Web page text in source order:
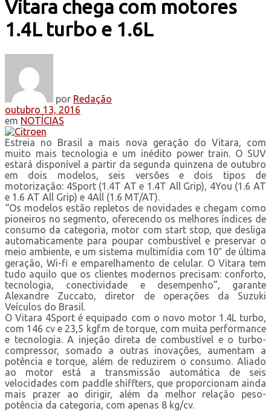
Vitara chega com motores
1.4L turbo e 1.6L
por Redação
outubro 13, 2016
em NOTÍCIAS
Estreia no Brasil a mais nova geração do Vitara, com
muito mais tecnologia e um inédito power train. O SUV
estará disponível a partir da segunda quinzena de outubro
em dois modelos, seis versões e dois tipos de
motorização: 4Sport (1.4T AT e 1.4T All Grip), 4You (1.6 AT
e 1.6 AT All Grip) e 4All (1.6 MT/AT).
“Os modelos estão repletos de novidades e chegam como
pioneiros no segmento, oferecendo os melhores índices de
consumo da categoria, motor com start stop, que desliga
automaticamente para poupar combustível e preservar o
meio ambiente, e um sistema multimídia com 10″ de última
geração, Wi-fi e emparelhamento de celular. O Vitara tem
tudo aquilo que os clientes modernos precisam: conforto,
tecnologia, conectividade e desempenho”, garante
Alexandre Zuccato, diretor de operações da Suzuki
Veículos do Brasil.
O Vitara 4Sport é equipado com o novo motor 1.4L turbo,
com 146 cv e 23,5 kgf.m de torque, com muita performance
e tecnologia. A injeção direta de combustível e o turbo-
compressor, somado a outras inovações, aumentam a
potência e torque, além de reduzirem o consumo. Aliado
ao motor está a transmissão automática de seis
velocidades com paddle shiffters, que proporcionam ainda
mais prazer ao dirigir, além da melhor relação peso-
potência da categoria, com apenas 8 kg/cv.